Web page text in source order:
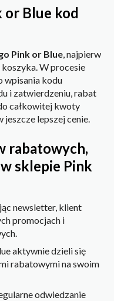
or Blue kod
Pink or Blue , najpierw
W procesie
wpisania kodu
i zatwierdzeniu, rabat
całkowitej kwoty
lepszej cenie.
rabatowych,
sklepie Pink
newsletter, klient
promocjach i
aktywnie dzieli się
rabatowymi na swoim
odwiedzanie